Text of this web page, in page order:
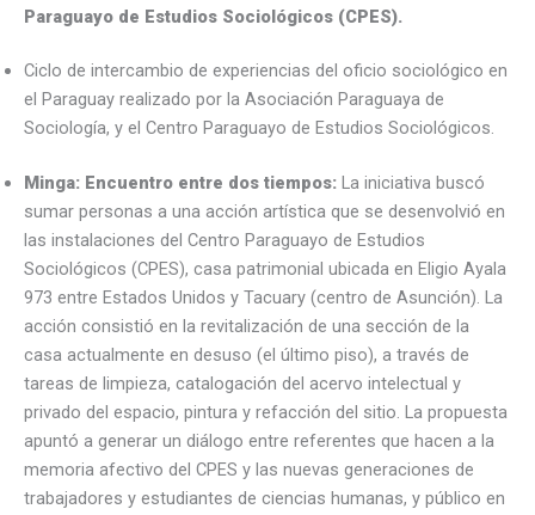
Paraguayo de Estudios Sociológicos (CPES).
Ciclo de intercambio de experiencias del oficio sociológico en
el Paraguay realizado por la Asociación Paraguaya de
Sociología, y el Centro Paraguayo de Estudios Sociológicos.
Minga: Encuentro entre dos tiempos: La iniciativa buscó
sumar personas a una acción artística que se desenvolvió en
las instalaciones del Centro Paraguayo de Estudios
Sociológicos (CPES), casa patrimonial ubicada en Eligio Ayala
973 entre Estados Unidos y Tacuary (centro de Asunción). La
acción consistió en la revitalización de una sección de la
casa actualmente en desuso (el último piso), a través de
tareas de limpieza, catalogación del acervo intelectual y
privado del espacio, pintura y refacción del sitio. La propuesta
apuntó a generar un diálogo entre referentes que hacen a la
memoria afectivo del CPES y las nuevas generaciones de
trabajadores y estudiantes de ciencias humanas, y público en